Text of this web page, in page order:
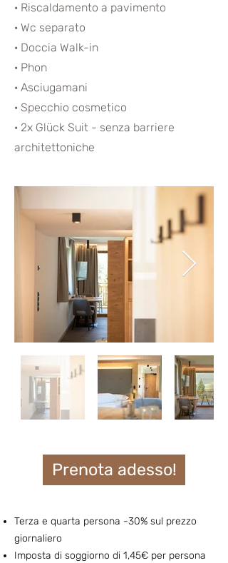
· Riscaldamento a pavimento
· Wc separato
· Doccia Walk-in
· Phon
· Asciugamani
· Specchio cosmetico
· 2x Glück Suit - senza barriere
architettoniche
Prenota adesso!
Terza e quarta persona -30% sul prezzo
giornaliero
Imposta di soggiorno di 1,45€ per persona